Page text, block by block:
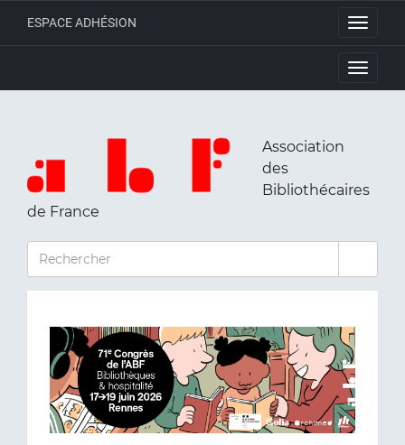
Toggle
ESPACE ADHÉSION
Toggle
Association
des
Bibliothécaires
de France
RECHERCHER